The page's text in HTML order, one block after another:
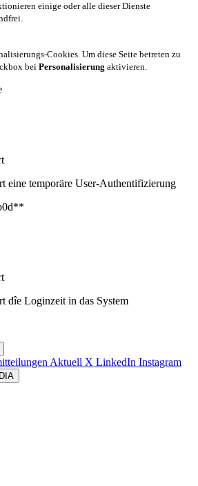
einige oder alle dieser Dienste
Cookies. Um diese Seite betreten zu
bei Personalisierung aktivieren.
eine temporäre User-Authentifizierung
dîe Loginzeit in das System
Aktuell X LinkedIn Instagram